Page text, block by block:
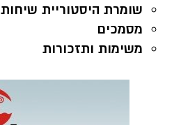
שומרת היסטוריית שיחות
מסמכים
משימות ותזכורות